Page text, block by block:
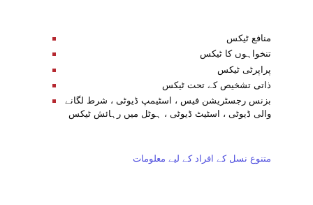
منافع ٹیکس
تنخواہوں کا ٹیکس
پراپرٹی ٹیکس
ذاتی تشخیص کے تحت ٹیکس
بزنس رجسٹریشن فیس ، اسٹیمپ ڈیوٹی ، شرط لگانے
والی ڈیوٹی ، اسٹیٹ ڈیوٹی ، ہوٹل میں رہائش ٹیکس
متنوع نسل کے افراد کے لیے معلومات